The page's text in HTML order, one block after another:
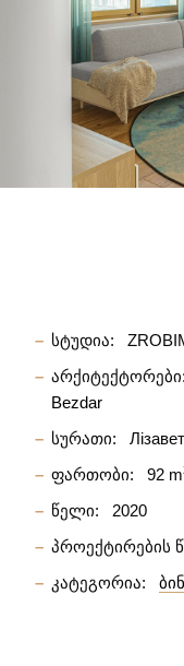
სტუდია:
არქიტექტორები:
Bezdar
სურათი:
ფართობი:
92 m
წელი:
2020
პროექტირების
კატეგორია: